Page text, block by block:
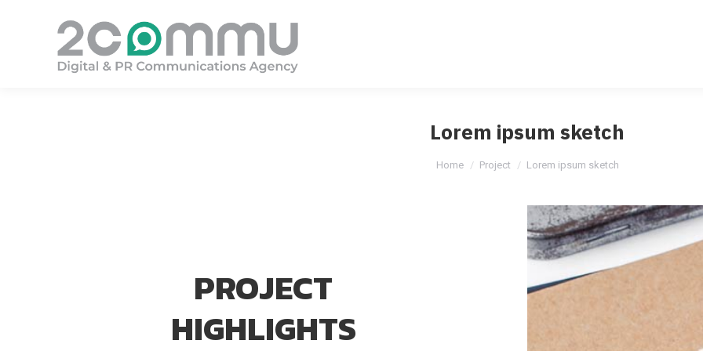
Lorem ipsum sketch
Home Project Lorem ipsum sketch
PROJECT
HIGHLIGHTS